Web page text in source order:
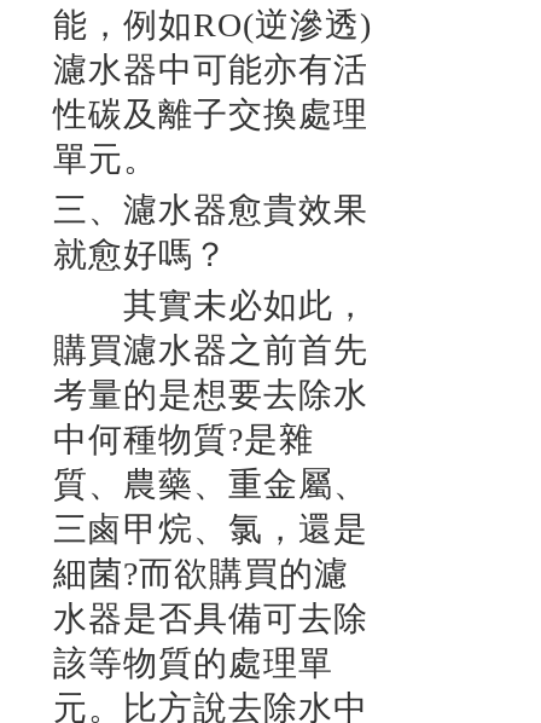
能，例如RO(逆滲透)
濾水器中可能亦有活
性碳及離子交換處理
單元。
三、濾水器愈貴效果
就愈好嗎？
其實未必如此，
購買濾水器之前首先
考量的是想要去除水
中何種物質?是雜
質、農藥、重金屬、
三鹵甲烷、氯，還是
細菌?而欲購買的濾
水器是否具備可去除
該等物質的處理單
元。比方說去除水中